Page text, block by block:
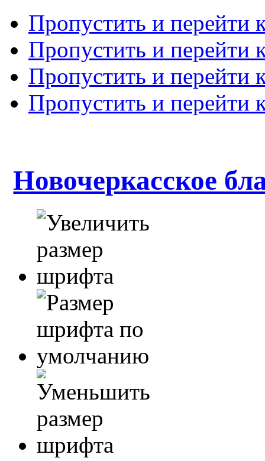
Пропустить и перейти
Пропустить и перейти
Пропустить и перейти
Пропустить и перейти
Новочеркасское